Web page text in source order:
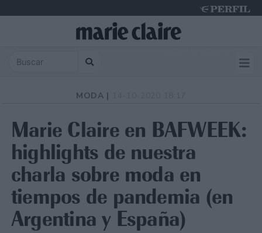
MODA |
Marie Claire en BAFWEEK:
highlights de nuestra
charla sobre moda en
tiempos de pandemia (en
Argentina y España)